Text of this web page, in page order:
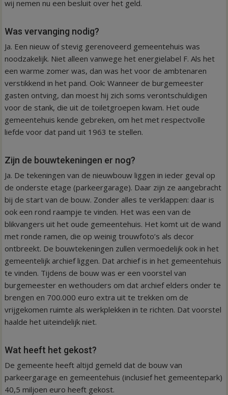
wij nemen nu een besluit over het geld.
Was vervanging nodig?
Ja. Een nieuw of stevig gerenoveerd gemeentehuis was
noodzakelijk. Niet alleen vanwege het energielabel F. Als het
een warme zomer was, dan was het voor de ambtenaren
verstikkend in het pand. Ook: Wanneer de burgemeester
gasten ontving, dan moest hij zich soms verontschuldigen
voor de stank, die uit de toiletgroepen kwam. Het oude
gemeentehuis kende gebreken, om het met respectvolle
liefde voor dat pand uit 1963 te stellen.
Zijn de bouwtekeningen er nog?
Ja. De tekeningen van de nieuwbouw liggen in ieder geval op
de onderste etage (parkeergarage). Daar zijn ze aangebracht
bij de start van de bouw. Zonder alles te verklappen: daar is
ook een rond raampje te vinden. Het was een van de
blikvangers uit het oude gemeentehuis. Het komt uit de wand
met ronde ramen, die op weinig trouwfoto’s als decor
ontbreekt. De bouwtekeningen zullen vermoedelijk ook in het
gemeentelijk archief liggen. Dat archief is in het gemeentehuis
te vinden. Tijdens de bouw was er een voorstel van
burgemeester en wethouders om dat archief elders onder te
brengen en 700.000 euro extra uit te trekken om de
vrijgekomen ruimte als werkplekken in te richten. Dat voorstel
haalde het uiteindelijk niet.
Wat heeft het gekost?
De gemeente heeft altijd gemeld dat de bouw van
parkeergarage en gemeentehuis (inclusief het gemeentepark)
40,5 miljoen euro heeft gekost.